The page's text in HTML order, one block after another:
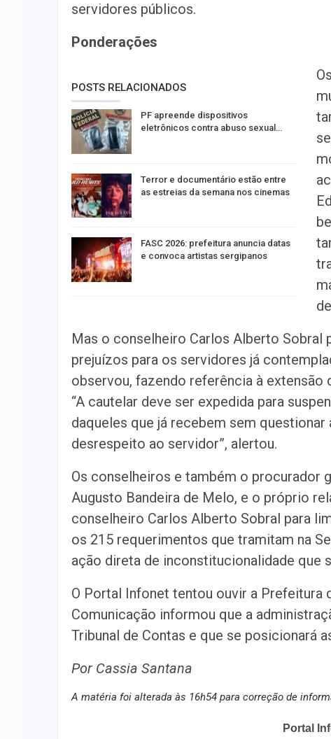
servidores públicos.
Ponderações
POSTS RELACIONADOS
PF apreende dispositivos
eletrônicos contra abuso sexual…
Terror e documentário estão entre
as estreias da semana nos cinemas
FASC 2026: prefeitura anuncia datas
e convoca artistas sergipanos
Mas o conselheiro Carlos Alberto Sobral
prejuízos para os servidores já
observou, fazendo referência à
“A cautelar deve ser expedida para
daqueles que já recebem sem
desrespeito ao servidor”, alertou.
Os conselheiros e também o procurador
Augusto Bandeira de Melo, e o próprio
conselheiro Carlos Alberto Sobral para
os 215 requerimentos que tramitam na
ação direta de inconstitucionalidade que
O Portal Infonet tentou ouvir a Prefeitura
Comunicação informou que a
Tribunal de Contas e que se posicionará
Por Cassia Santana
A matéria foi alterada às 16h54 para correção de
Portal